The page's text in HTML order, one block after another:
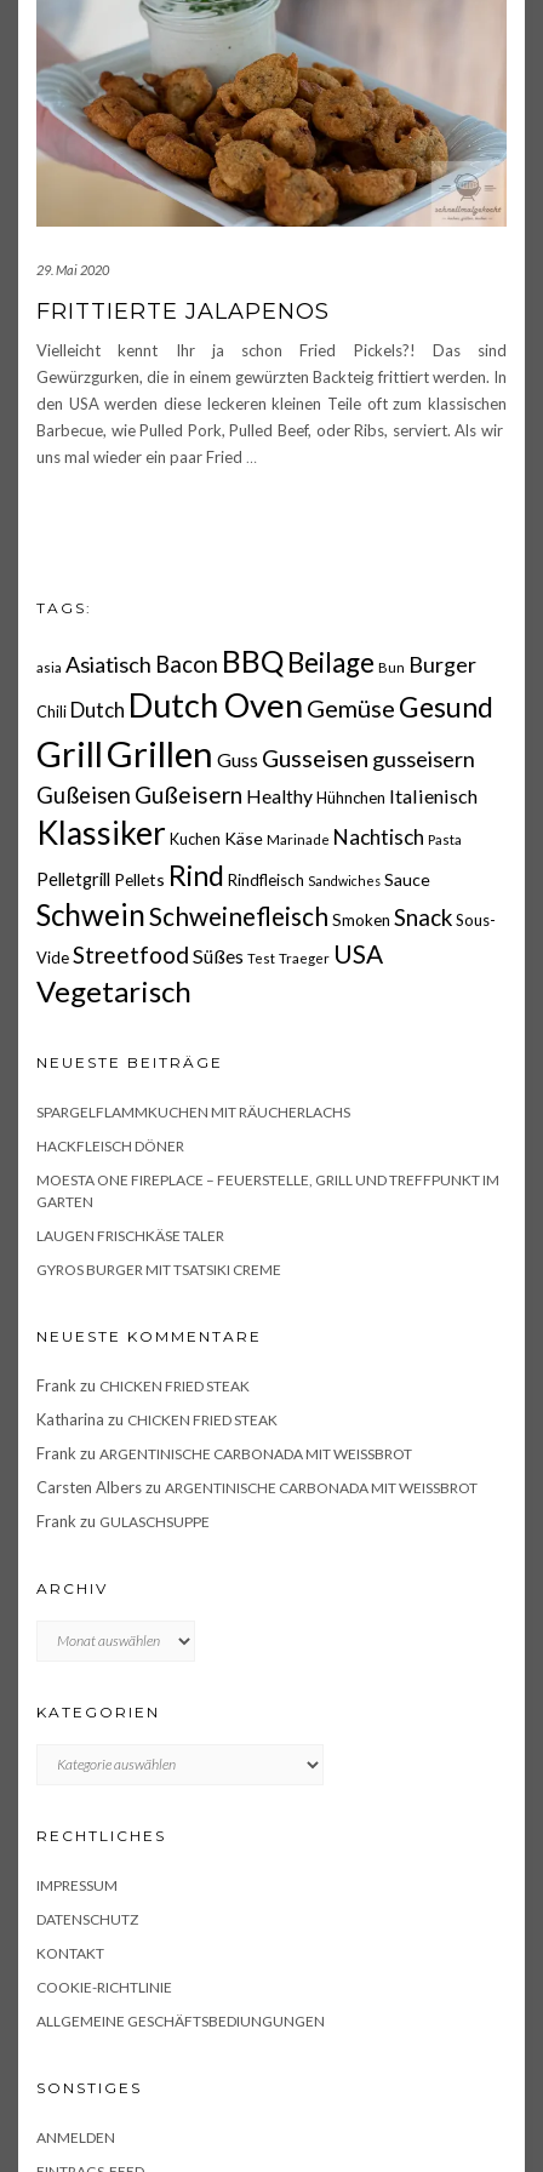
29. Mai 2020
FRITTIERTE JALAPENOS
Vielleicht kennt Ihr ja schon Fried Pickels?! Das sind
Gewürzgurken, die in einem gewürzten Backteig frittiert werden. In
den USA werden diese leckeren kleinen Teile oft zum klassischen
Barbecue, wie Pulled Pork, Pulled Beef, oder Ribs, serviert. Als wir
uns mal wieder ein paar Fried …
TAGS:
asia Asiatisch Bacon BBQBeilage Bun Burger
Chili Dutch Dutch Oven Gemüse Gesund
GrillGrillen Guss Gusseisen gusseisern
Gußeisen Gußeisern HealthyHühnchen Italienisch
Klassiker Kuchen Käse Marinade Nachtisch Pasta
Pelletgrill Pellets Rind Rindfleisch Sandwiches Sauce
SchweinSchweinefleisch Smoken SnackSous-
VideStreetfood Süßes Test Traeger USA
Vegetarisch
NEUESTE BEITRÄGE
SPARGELFLAMMKUCHEN MIT RÄUCHERLACHS
HACKFLEISCH DÖNER
MOESTA ONE FIREPLACE – FEUERSTELLE, GRILL UND TREFFPUNKT IM
GARTEN
LAUGEN FRISCHKÄSE TALER
GYROS BURGER MIT TSATSIKI CREME
NEUESTE KOMMENTARE
Frank zu CHICKEN FRIED STEAK
Katharina zu CHICKEN FRIED STEAK
Frank zu ARGENTINISCHE CARBONADA MIT WEISSBROT
Carsten Alberszu ARGENTINISCHE CARBONADA MIT WEISSBROT
Frank zu GULASCHSUPPE
ARCHIV
KATEGORIEN
RECHTLICHES
IMPRESSUM
DATENSCHUTZ
KONTAKT
COOKIE-RICHTLINIE
ALLGEMEINE GESCHÄFTSBEDIUNGUNGEN
SONSTIGES
ANMELDEN